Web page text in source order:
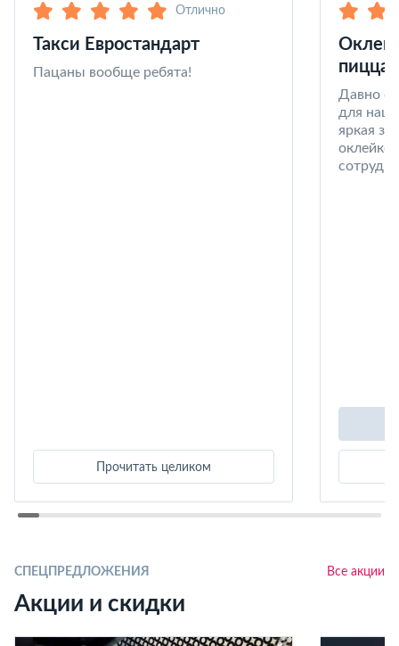
Отлично
Такси Евростандарт
Пацаны вообще ребята!
Прочитать целиком
пицца
Давно
для
яркая
оклейке
СПЕЦПРЕДЛОЖЕНИЯ Все акции
Акции и скидки